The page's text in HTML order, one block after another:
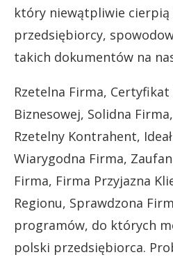
który niewątpliwie cierpią
przedsiębiorcy,
takich dokumentów na
Rzetelna Firma,
Biznesowej, Solidna
Rzetelny Kontrahent,
Wiarygodna Firma,
Firma, Firma Przyjazna
Regionu, Sprawdzona
programów, do których
polski przedsiębiorca.